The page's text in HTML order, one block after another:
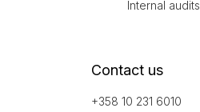
Internal audits
Contact us
+358 10 231 6010